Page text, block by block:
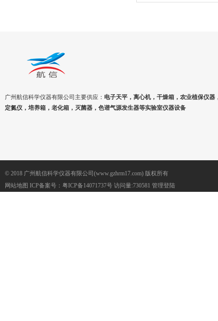
广州航信科学仪器有限公司主要供应： 电子天平，离心机，干燥箱，农业植保仪器
定氮仪，培养箱，老化箱，灭菌器，色谱气源发生器等实验室仪器设备
© 2018 广州航信科学仪器有限公司(www.gzhrm17.com) 版权所有
网站地图 ICP备案号： 粤ICP备14071737号 访问量:730581 管理登陆